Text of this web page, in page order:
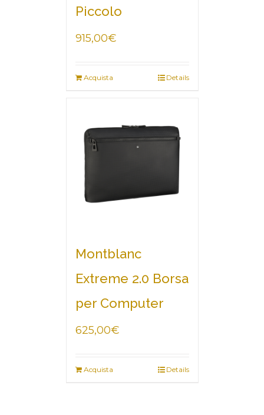
Piccolo
915,00€
Acquista Details
Montblanc
Extreme 2.0 Borsa
per Computer
625,00€
Acquista Details